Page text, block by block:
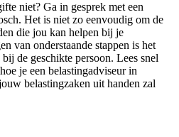
niet? Ga in gesprek met een
Het is niet zo eenvoudig om de
die jou kan helpen bij je
van onderstaande stappen is het
de geschikte persoon. Lees snel
je een belastingadviseur in
belastingzaken uit handen zal